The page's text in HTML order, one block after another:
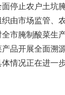
停止农户土坑
由市场监管、
市腌制酸菜生
品开展全面溯
情况正在进一